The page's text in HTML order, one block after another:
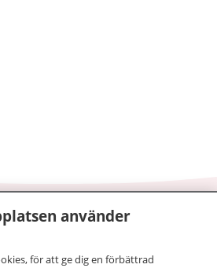
din hälsa och vård
om hälsa och information om
använder
för att ge dig en förbättrad